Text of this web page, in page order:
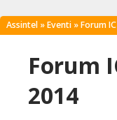
Assintel »Eventi » Forum
Forum
2014